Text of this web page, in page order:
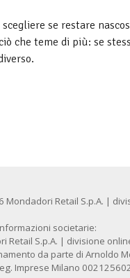
se restare
che teme di più: se
Mondadori Retail S.p.A. |
societarie:
Retail S.p.A. | divisione
da parte di Arnoldo
Imprese Milano